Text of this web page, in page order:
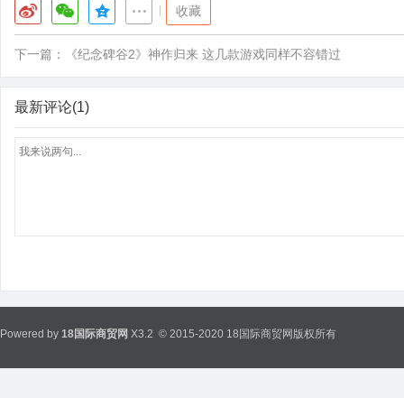
收藏
下一篇： 《纪念碑谷2》神作归来 这几款游戏同样不容错过
最新评论(1)
Powered by 18国际商贸网 X3.2 © 2015-2020 18国际商贸网版权所有